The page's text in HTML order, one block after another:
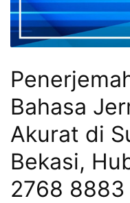
Bahasa
Akurat di
Bekasi,
2768 8883